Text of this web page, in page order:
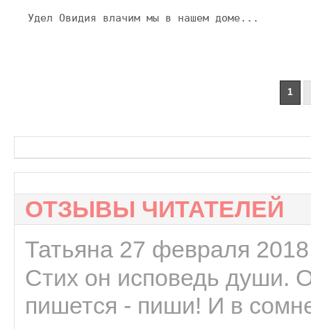
Удел Овидия влачим мы в нашем доме...
1
ОТЗЫВЫ ЧИТАТЕЛЕЙ
Татьяна 27 февраля
Стих он исповедь души.
пишется - пиши! И в